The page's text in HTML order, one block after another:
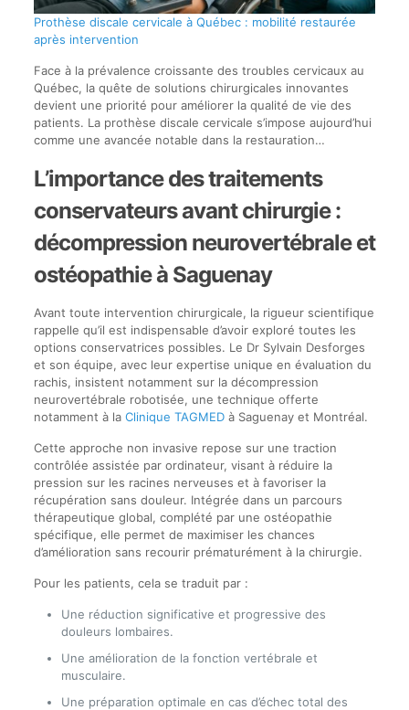
Prothèse discale cervicale à Québec : mobilité restaurée
après intervention
Face à la prévalence croissante des troubles cervicaux au
Québec, la quête de solutions chirurgicales innovantes
devient une priorité pour améliorer la qualité de vie des
patients. La prothèse discale cervicale s’impose aujourd’hui
comme une avancée notable dans la restauration…
L’importance des traitements
conservateurs avant chirurgie :
décompression neurovertébrale et
ostéopathie à Saguenay
Avant toute intervention chirurgicale, la rigueur scientifique
rappelle qu’il est indispensable d’avoir exploré toutes les
options conservatrices possibles. Le Dr Sylvain Desforges
et son équipe, avec leur expertise unique en évaluation du
rachis, insistent notamment sur la décompression
neurovertébrale robotisée, une technique offerte
notamment à la Clinique TAGMEDà Saguenay et Montréal.
Cette approche non invasive repose sur une traction
contrôlée assistée par ordinateur, visant à réduire la
pression sur les racines nerveuses et à favoriser la
récupération sans douleur. Intégrée dans un parcours
thérapeutique global, complété par une ostéopathie
spécifique, elle permet de maximiser les chances
d’amélioration sans recourir prématurément à la chirurgie.
Pour les patients, cela se traduit par :
Une réduction significative et progressive des
douleurs lombaires.
Une amélioration de la fonction vertébrale et
musculaire.
Une préparation optimale en cas d’échec total des